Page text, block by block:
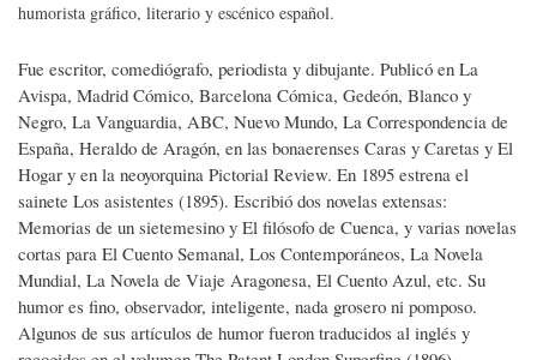
humorista gráfico, literario y escénico español.
Fue escritor, comediógrafo, periodista y dibujante. Publicó en La
Avispa, Madrid Cómico, Barcelona Cómica, Gedeón, Blanco y
Negro, La Vanguardia, ABC, Nuevo Mundo, La Correspondencia de
España, Heraldo de Aragón, en las bonaerenses Caras y Caretas y El
Hogar y en la neoyorquina Pictorial Review. En 1895 estrena el
sainete Los asistentes (1895). Escribió dos novelas extensas:
Memorias de un sietemesino y El filósofo de Cuenca, y varias novelas
cortas para El Cuento Semanal, Los Contemporáneos, La Novela
Mundial, La Novela de Viaje Aragonesa, El Cuento Azul, etc. Su
humor es fino, observador, inteligente, nada grosero ni pomposo.
Algunos de sus artículos de humor fueron traducidos al inglés y